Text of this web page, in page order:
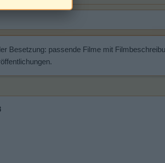
Besetzung: passende Filme mit